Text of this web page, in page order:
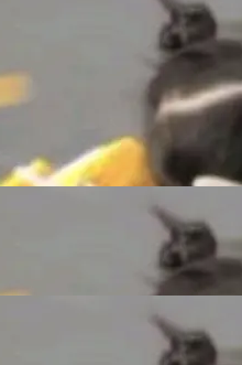
编辑：Delt
，...
逊、Alpha
相比，Spa
。然而，支
不同的面
托充沛的经
Spark
话概括：
install.
动规划、写
介绍，Muse
。这些后
谱校
视野。整个
→ 控制难度
TENT。